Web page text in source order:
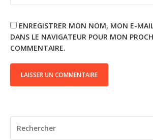
ENREGISTRER MON NOM, MON E-
DANS LE NAVIGATEUR POUR MON
COMMENTAIRE.
POUR